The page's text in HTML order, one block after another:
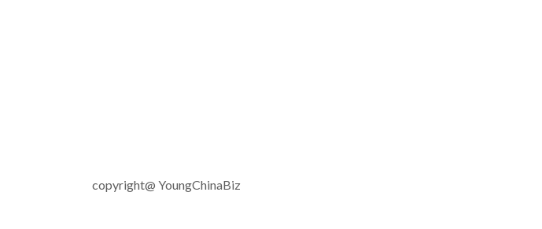
copyright@ YoungChinaBiz